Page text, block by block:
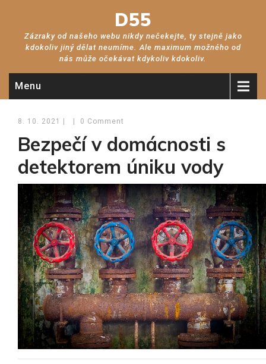
D55
Zázraky od našeho webu nikdy nečekejte, ty stejně jako
kdokoliv jiný dělat neumíme. Ale maximum možného od
nás může očekávat kdykoliv kdokoliv.
Menu
8. 10. 2021 0 Comment
Bezpečí v domácnosti s
detektorem úniku vody